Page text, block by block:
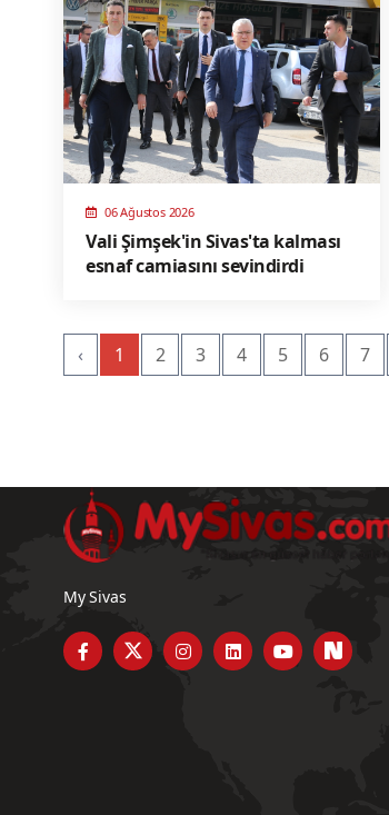
06 Ağustos 2026
Vali Şimşek'in Sivas'ta kalması
esnaf camiasını sevindirdi
‹ 1 2 3 4 5 6 7
My Sivas